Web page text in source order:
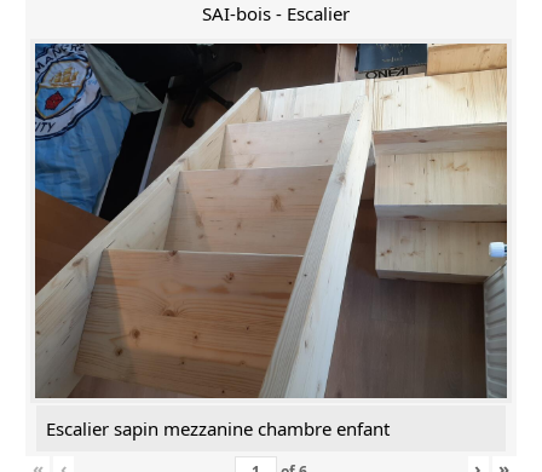
SAI-bois - Escalier
Escalier sapin mezzanine chambre enfant